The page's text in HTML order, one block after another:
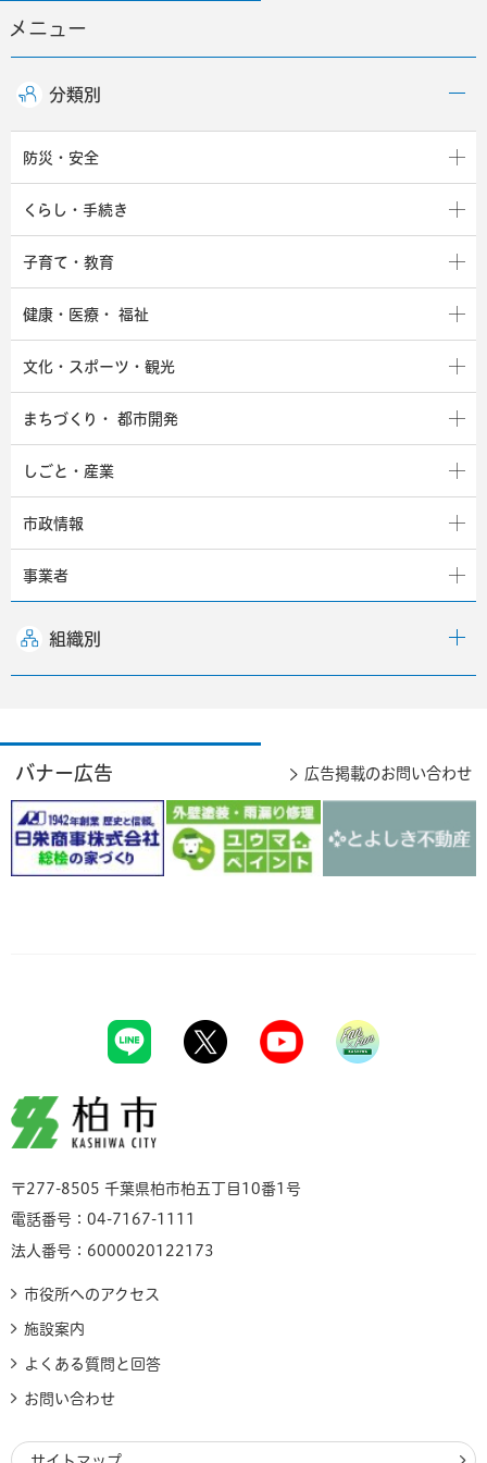
メニュー
分類別
防災・安全
くらし・手続き
子育て・教育
健康・医療・ 福祉
文化・スポーツ・観光
まちづくり・ 都市開発
しごと・産業
市政情報
事業者
組織別
バナー広告 広告掲載のお問い合わせ
柏市
〒277-8505 千葉県柏市柏五丁目10番1号
電話番号：04-7167-1111
法人番号：6000020122173
市役所へのアクセス
施設案内
よくある質問と回答
お問い合わせ